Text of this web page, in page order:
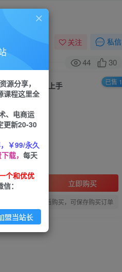
关注 私信
44 30
作简单，一遍上手
立即购买
登录！建议登陆后购买，可保存购买订单
已售 1
源分享，
课程这里全
、电商运
更新20-30
￥99/永久
载， 每天
个和优优
：
盟当站长